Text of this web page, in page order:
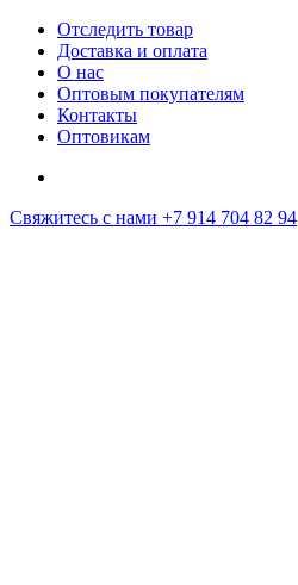
Отследить товар
Доставка и оплата
О нас
Оптовым покупателям
Контакты
Оптовикам
Свяжитесь с нами +7 914 704 82 94